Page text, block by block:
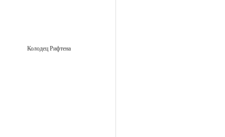
Колодец Рифтена